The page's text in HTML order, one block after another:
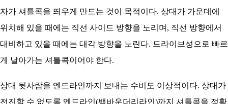
자가 셔틀콕을 띄우게 만드는 것이 목적이다. 상대가 가운데에
위치해 있을 때에는 직선 사이드 방향을 노리며, 직선 방향에서
대비하고 있을 때에는 대각 방향을 노린다. 드라이브성으로 빠르
게 날아가는 셔틀콕이어야 한다.
상대 뒷사람을 엔드라인까지 보내는 수비도 이상적이다. 상대가
전진할 수 없도록 엔드라인(백바운더리라인)까지 셔틀콕을 정확